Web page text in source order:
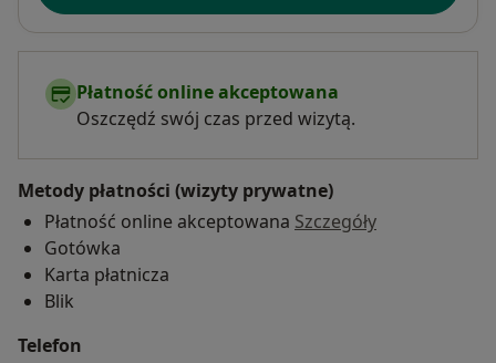
Płatność online akceptowana
Oszczędź swój czas przed wizytą.
Metody płatności (wizyty prywatne)
Płatność online akceptowana Szczegóły
Gotówka
Karta płatnicza
Blik
Telefon